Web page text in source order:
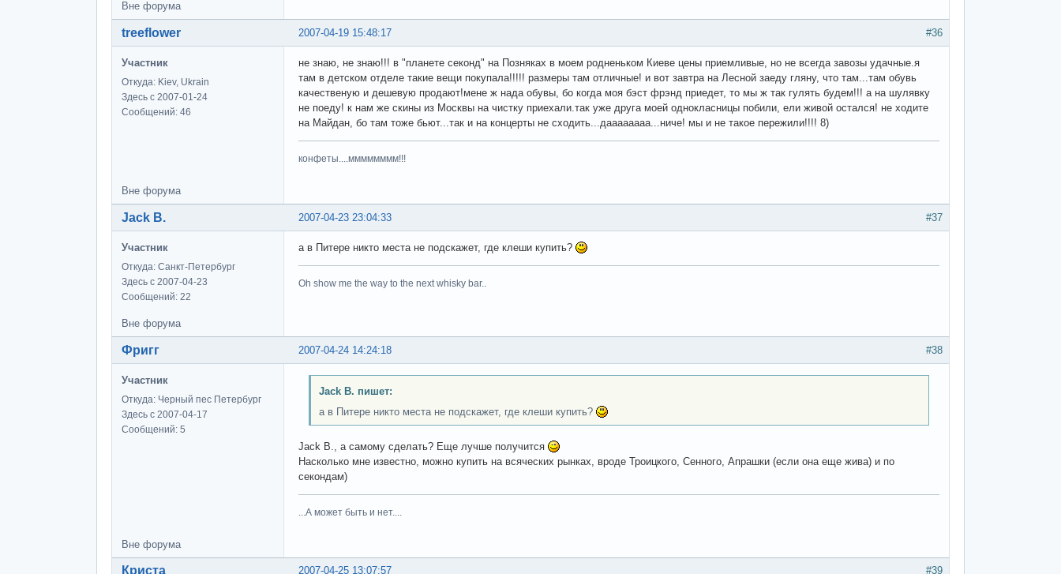
Вне форума
#36
2007-04-19 15:48:17
treeflower
Участник
Откуда: Kiev, Ukrain
Здесь с 2007-01-24
Сообщений: 46
не знаю, не знаю!!! в "планете секонд" на Позняках в моем родненьком Киеве цены приемливые, но не всегда завозы удачные.я
там в детском отделе такие вещи покупала!!!!! размеры там отличные! и вот завтра на Лесной заеду гляну, что там...там обувь
качественую и дешевую продают!мене ж нада обувы, бо когда моя бэст фрэнд приедет, то мы ж так гулять будем!!! а на шулявку
не поеду! к нам же скины из Москвы на чистку приехали.так уже друга моей однокласницы побили, ели живой остался! не ходите
на Майдан, бо там тоже бьют...так и на концерты не сходить...даааааааа...ниче! мы и не такое пережили!!!! 8)
конфеты....мммммммм!!!
Вне форума
#37
2007-04-23 23:04:33
Jack B.
Участник
Откуда: Санкт-Петербург
Здесь с 2007-04-23
Сообщений: 22
а в Питере никто места не подскажет, где клеши купить?
Oh show me the way to the next whisky bar..
Вне форума
#38
2007-04-24 14:24:18
Фригг
Участник
Откуда: Черный пес Петербург
Здесь с 2007-04-17
Сообщений: 5
Jack B. пишет:
а в Питере никто места не подскажет, где клеши купить?
Jack B., а самому сделать? Еще лучше получится
Насколько мне известно, можно купить на всяческих рынках, вроде Троицкого, Сенного, Апрашки (если она еще жива) и по
секондам)
...А может быть и нет....
Вне форума
#39
2007-04-25 13:07:57
Криста